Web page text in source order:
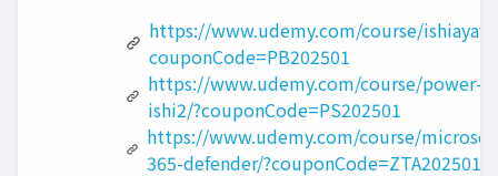
https://www.udemy.com/course/
couponCode=PB202501
https://www.udemy.com/course/power-
ishi2/?couponCode=PS202501
https://www.udemy.com/course/
365-defender/?couponCode=ZTA202501